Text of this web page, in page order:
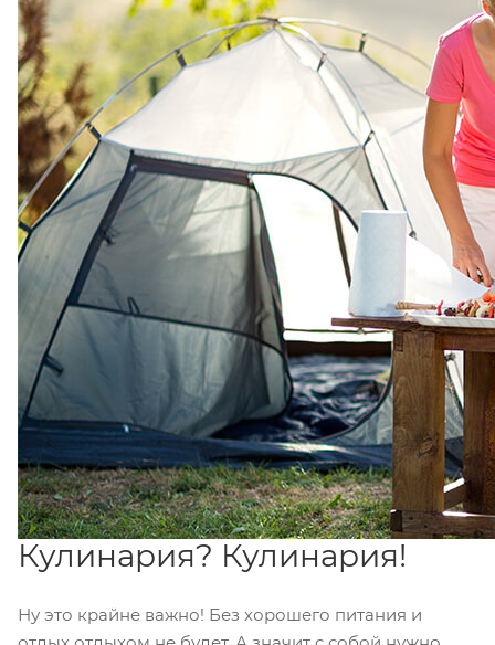
Кулинария? Кулинария!
Ну это крайне важно! Без хорошего питания и